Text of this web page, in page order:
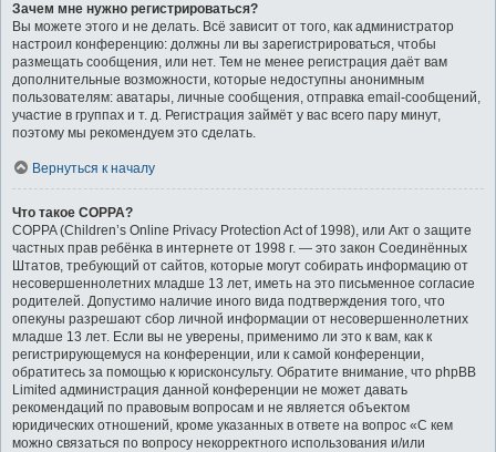
Зачем мне нужно регистрироваться?
Вы можете этого и не делать. Всё зависит от того, как администратор
настроил конференцию: должны ли вы зарегистрироваться, чтобы
размещать сообщения, или нет. Тем не менее регистрация даёт вам
дополнительные возможности, которые недоступны анонимным
пользователям: аватары, личные сообщения, отправка email-сообщений,
участие в группах и т. д. Регистрация займёт у вас всего пару минут,
поэтому мы рекомендуем это сделать.
Вернуться к началу
Что такое COPPA?
COPPA (Children’s Online Privacy Protection Act of 1998), или Акт о защите
частных прав ребёнка в интернете от 1998 г. — это закон Соединённых
Штатов, требующий от сайтов, которые могут собирать информацию от
несовершеннолетних младше 13 лет, иметь на это письменное согласие
родителей. Допустимо наличие иного вида подтверждения того, что
опекуны разрешают сбор личной информации от несовершеннолетних
младше 13 лет. Если вы не уверены, применимо ли это к вам, как к
регистрирующемуся на конференции, или к самой конференции,
обратитесь за помощью к юрисконсульту. Обратите внимание, что phpBB
Limited администрация данной конференции не может давать
рекомендаций по правовым вопросам и не является объектом
юридических отношений, кроме указанных в ответе на вопрос «С кем
можно связаться по вопросу некорректного использования и/или